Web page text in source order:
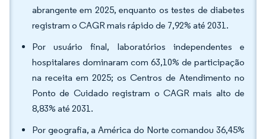
abrangente em 2025, enquanto os testes de diabetes
registram o CAGR mais rápido de 7,92% até 2031.
Por usuário final, laboratórios independentes e
hospitalares dominaram com 63,10% de participação
na receita em 2025; os Centros de Atendimento no
Ponto de Cuidado registram o CAGR mais alto de
8,83% até 2031.
Por geografia, a América do Norte comandou 36,45%